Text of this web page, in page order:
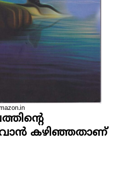
കഴിഞ്ഞതാണ്